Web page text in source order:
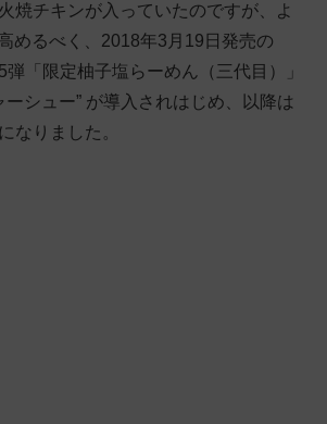
焼チキンが入っていたのですが、よ
めるべく、2018年3月19日発売の
「限定柚子塩らーめん（三代目）」
ーシュー” が導入されはじめ、以降は
なりました。